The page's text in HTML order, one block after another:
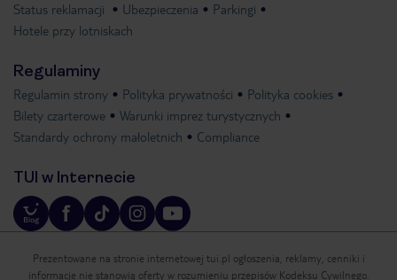
Status reklamacji
Ubezpieczenia
Parkingi
Hotele przy lotniskach
Regulaminy
Regulamin strony Polityka prywatności
Polityka cookies
Bilety czarterowe
Warunki imprez turystycznych
Standardy ochrony małoletnich
Compliance
TUI w Internecie
Prezentowane na stronie internetowej tui.pl ogłoszenia, reklamy, cenniki i
informacje nie stanowią oferty w rozumieniu przepisów Kodeksu Cywilnego.